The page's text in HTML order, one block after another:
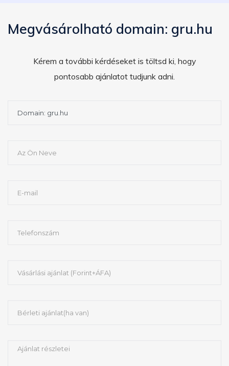
Megvásárolható domain: gru.hu
Kérem a további kérdéseket is töltsd ki, hogy
pontosabb ajánlatot tudjunk adni.